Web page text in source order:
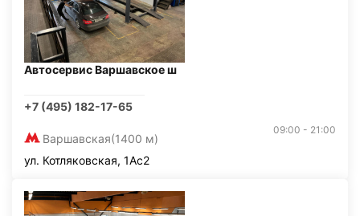
Автосервис Варшавское ш
+7 (495) 182-17-65
Варшавская(1400 м)
09:00 - 21:00
ул. Котляковская, 1Ас2